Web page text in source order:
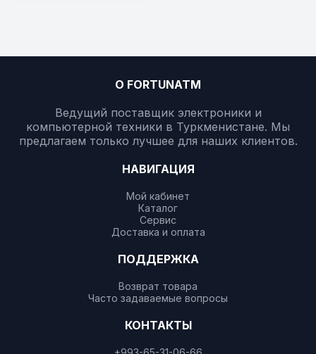
О FORTUNATM
Ведущий поставщик электроники и
компьютерной техники в Туркменистане. Мы
предлагаем только лучшее для наших клиентов.
НАВИГАЦИЯ
Мой кабинет
Каталог
Сервис
Доставка и оплата
ПОДДЕРЖКА
Возврат товара
Часто задаваемые вопросы
КОНТАКТЫ